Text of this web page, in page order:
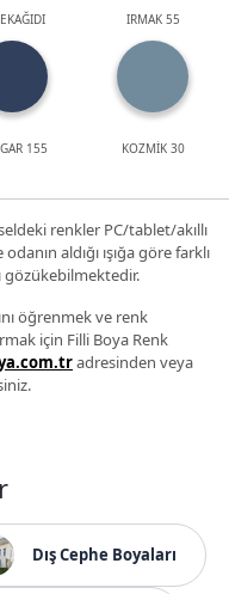
IRMAK 55
155 KOZMİK 30
renkler PC/tablet/akıllı
aldığı ışığa göre farklı
gözükebilmektedir.
öğrenmek ve renk
için Filli Boya Renk
adresinden veya
Dış Cephe Boyaları